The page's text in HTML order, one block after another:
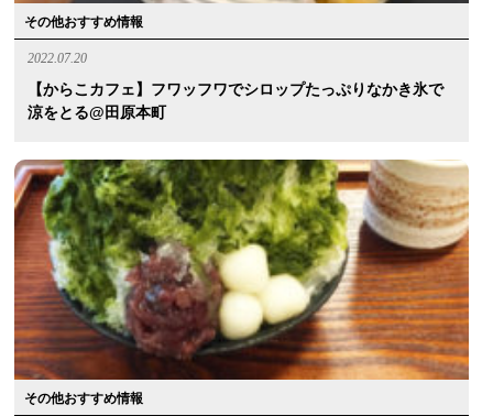
その他おすすめ情報
2022.07.20
【からこカフェ】フワッフワでシロップたっぷりなかき氷で
涼をとる@田原本町
その他おすすめ情報